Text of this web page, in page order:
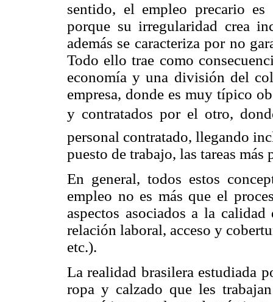
sentido, el empleo precario
porque su irregularidad crea
además se caracteriza por no
Todo ello trae como
economía y una división del
empresa, donde es muy típico
y contratados por el otro,
personal contratado, llegando
puesto de trabajo, las tareas
En general, todos estos
empleo no es más que el
aspectos asociados a la
relación laboral, acceso y
etc.).
La realidad brasilera estudiada
ropa y calzado que les